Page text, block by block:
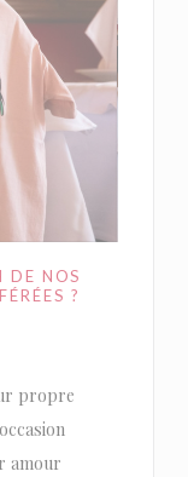
DE NOS
?
propre
amour